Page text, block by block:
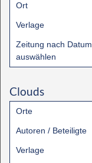
Ort
Verlage
Zeitung nach Datum
auswählen
Clouds
Orte
Autoren / Beteiligte
Verlage